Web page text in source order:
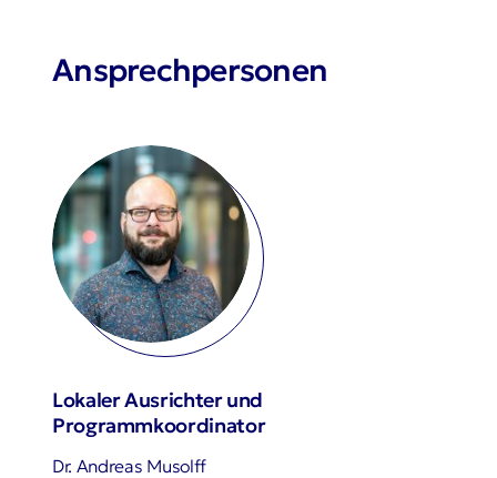
Ansprechpersonen
Lokaler Ausrichter und
Programmkoordinator
Dr. Andreas Musolff